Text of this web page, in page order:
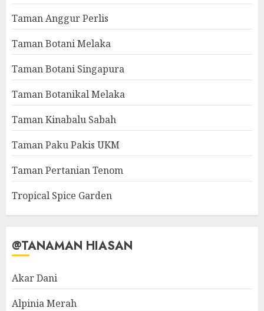
Taman Anggur Perlis
Taman Botani Melaka
Taman Botani Singapura
Taman Botanikal Melaka
Taman Kinabalu Sabah
Taman Paku Pakis UKM
Taman Pertanian Tenom
Tropical Spice Garden
@TANAMAN HIASAN
Akar Dani
Alpinia Merah